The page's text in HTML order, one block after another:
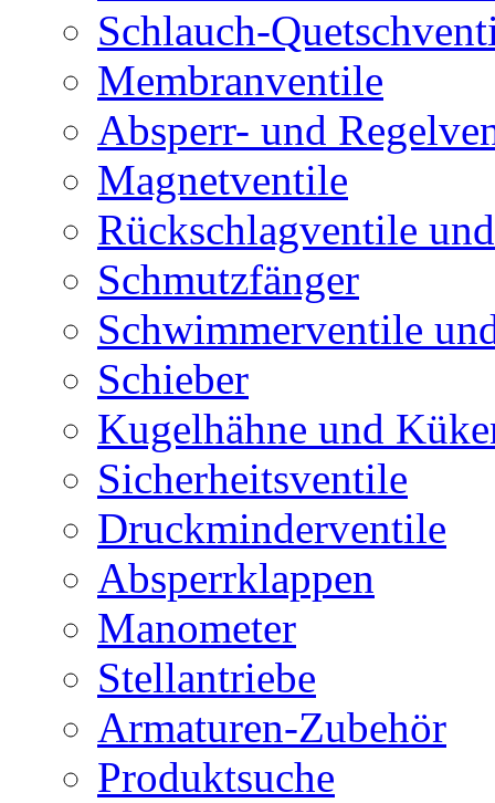
Schlauch-
Membranventile
Absperr- und
Magnetventile
Rückschlagventile
Schmutzfänger
Schwimmerventile
Schieber
Kugelhähne und
Sicherheitsventile
Druckminderventile
Absperrklappen
Manometer
Stellantriebe
Armaturen-Zubehör
Produktsuche